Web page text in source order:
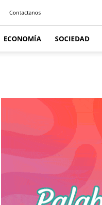
Contactanos
ECONOMÍA SOCIEDAD